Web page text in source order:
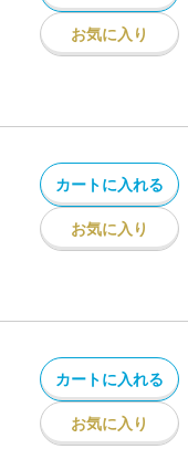
お気に入り
カートに入れる
お気に入り
カートに入れる
お気に入り